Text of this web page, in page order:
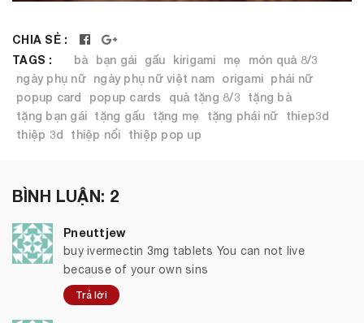
CHIA SẺ :
TAGS :
bà bạn gái gấu kirigami mẹ
món quà 8/3
ngày phụ nữ
ngày phụ nữ việt nam origami phái nữ
popup card
popup cards quà tặng 8/3
tặng bà
tặng bạn gái tặng gấu tặng mẹ tặng phái nữ
thiep3d
thiệp 3d
thiệp nổi thiệp pop up
BÌNH LUẬN: 2
Pneuttjew
buy ivermectin 3mg tablets You can not live
because of your own sins
Trả lời